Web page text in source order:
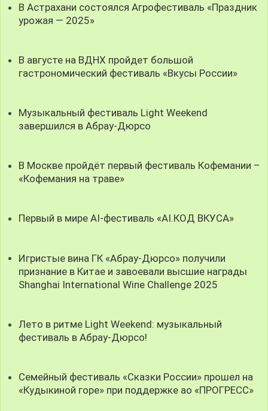
В Астрахани состоялся Агрофестиваль «Праздник
урожая — 2025»
В августе на ВДНХ пройдет большой
гастрономический фестиваль «Вкусы России»
Музыкальный фестиваль Light Weekend
завершился в Абрау-Дюрсо
В Москве пройдёт первый фестиваль Кофемании –
«Кофемания на траве»
Первый в мире AI-фестиваль «AI.КОД ВКУСА»
Игристые вина ГК «Абрау-Дюрсо» получили
признание в Китае и завоевали высшие награды
Shanghai International Wine Challenge 2025
Лето в ритме Light Weekend: музыкальный
фестиваль в Абрау-Дюрсо!
Семейный фестиваль «Сказки России» прошел на
«Кудыкиной горе» при поддержке ао «ПРОГРЕСС»